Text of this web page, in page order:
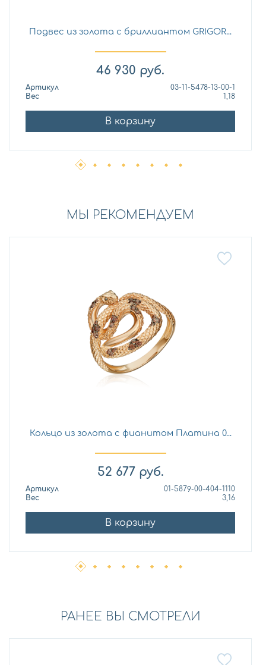
Подвес из золота с бриллиантом GRIGOR...
46 930 руб.
Артикул
03-11-5478-13-00-1
Вес
1,18
В корзину
МЫ РЕКОМЕНДУЕМ
Кольцо из золота с фианитом Платина 0...
52 677 руб.
Артикул
01-5879-00-404-1110
Вес
3,16
В корзину
РАНЕЕ ВЫ СМОТРЕЛИ